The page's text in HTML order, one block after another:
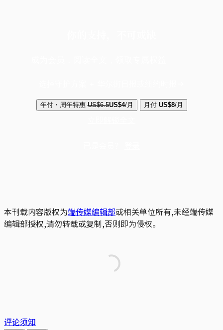
年付・周年特惠 US$6.5US$4/月 月付 US$8/月
本刊载内容版权为端传媒编辑部或相关单位所有,未经端传媒
编辑部授权,请勿转载或复制,否则即为侵权。
评论须知